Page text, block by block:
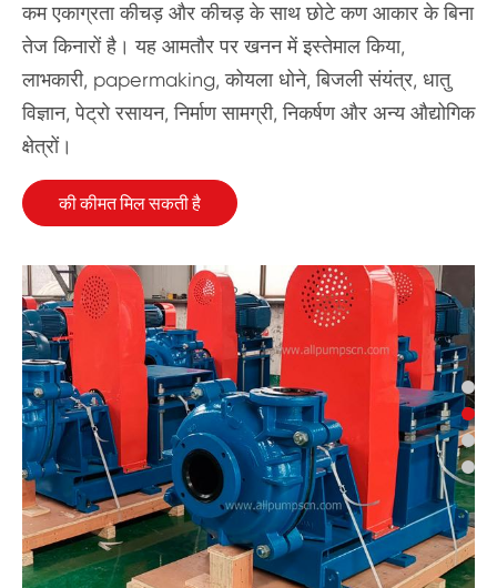
कम एकाग्रता कीचड़ और कीचड़ के साथ छोटे कण आकार के बिना
तेज किनारों है। यह आमतौर पर खनन में इस्तेमाल किया,
लाभकारी, papermaking, कोयला धोने, बिजली संयंत्र, धातु
विज्ञान, पेट्रो रसायन, निर्माण सामग्री, निकर्षण और अन्य औद्योगिक
क्षेत्रों।
की कीमत मिल सकती है